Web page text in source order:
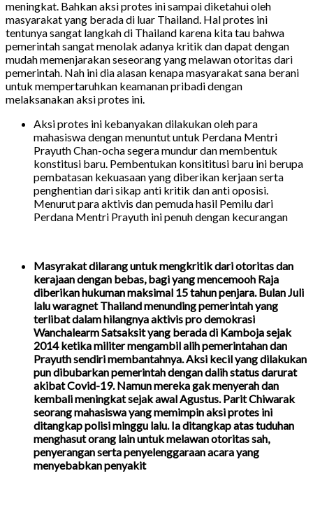
meningkat. Bahkan aksi protes ini sampai diketahui oleh
masyarakat yang berada di luar Thailand. Hal protes ini
tentunya sangat langkah di Thailand karena kita tau bahwa
pemerintah sangat menolak adanya kritik dan dapat dengan
mudah memenjarakan seseorang yang melawan otoritas dari
pemerintah. Nah ini dia alasan kenapa masyarakat sana berani
untuk mempertaruhkan keamanan pribadi dengan
melaksanakan aksi protes ini.
Aksi protes ini kebanyakan dilakukan oleh para
mahasiswa dengan menuntut untuk Perdana Mentri
Prayuth Chan-ocha segera mundur dan membentuk
konstitusi baru. Pembentukan konsititusi baru ini berupa
pembatasan kekuasaan yang diberikan kerjaan serta
penghentian dari sikap anti kritik dan anti oposisi.
Menurut para aktivis dan pemuda hasil Pemilu dari
Perdana Mentri Prayuth ini penuh dengan kecurangan
Masyrakat dilarang untuk mengkritik dari otoritas dan
kerajaan dengan bebas, bagi yang mencemooh Raja
diberikan hukuman maksimal 15 tahun penjara. Bulan Juli
lalu waragnet Thailand menunding pemerintah yang
terlibat dalam hilangnya aktivis pro demokrasi
Wanchalearm Satsaksit yang berada di Kamboja sejak
2014 ketika militer mengambil alih pemerintahan dan
Prayuth sendiri membantahnya. Aksi kecil yang dilakukan
pun dibubarkan pemerintah dengan dalih status darurat
akibat Covid-19. Namun mereka gak menyerah dan
kembali meningkat sejak awal Agustus. Parit Chiwarak
seorang mahasiswa yang memimpin aksi protes ini
ditangkap polisi minggu lalu. Ia ditangkap atas tuduhan
menghasut orang lain untuk melawan otoritas sah,
penyerangan serta penyelenggaraan acara yang
menyebabkan penyakit